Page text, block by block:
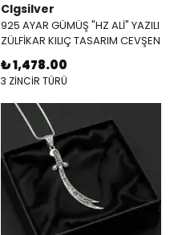
Clgsilver
925 AYAR GÜMÜŞ "HZ ALİ" YAZILI
ZÜLFİKAR KILIÇ TASARIM CEVŞEN
₺ 1,478.00
3 ZİNCİR TÜRÜ